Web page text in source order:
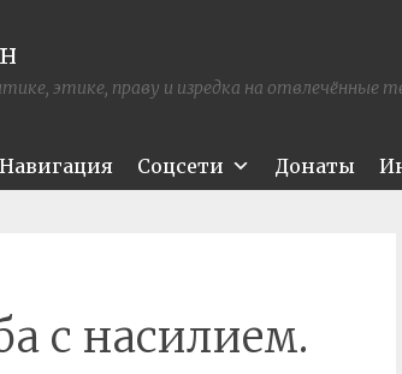
этике, праву и изредка на отвлечённые
Навигация Соцсети Донаты
с насилием.